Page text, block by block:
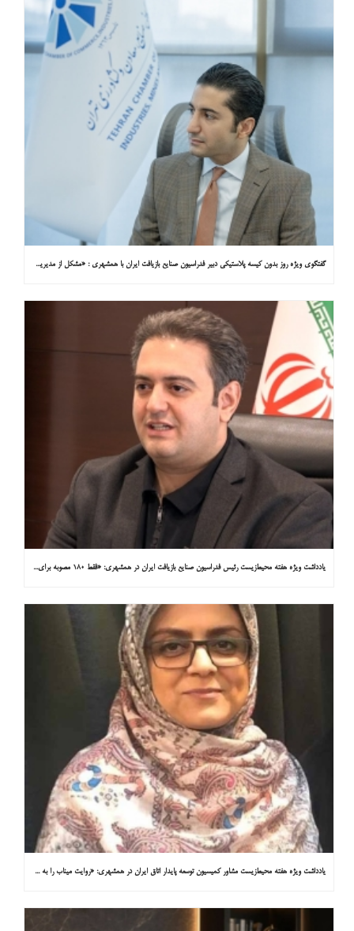
گفتگوی ویژه روز بدون کیسه پلاستیکی دبیر فدراسیون صنایع بازیافت ایران با همشهری : «مشکل از مدیریت پسماند پلاستیکی است، نه کیسه پلاستیکی»
یادداشت ویژه هفته محیط‌زیست رئیس فدراسیون صنایع بازیافت ایران در همشهری: «فقط ۱۸۰ مصوبه برای خارج کردن خودروهای فرسوده از خیابان‌ها»
یادداشت ویژه هفته محیط‌زیست مشاور کمیسیون توسعه پایدار اتاق ایران در همشهری: «روایت میناب را به کاپ ۳۱ ببریم»